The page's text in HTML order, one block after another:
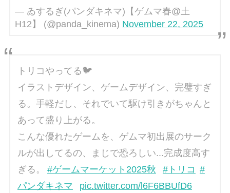
— ゐするぎ(パンダキネマ)【ゲムマ春@土
H12】 (@panda_kinema) November 22, 2025
トリコやってる🐦
イラストデザイン、ゲームデザイン、完璧すぎ
る。手軽だし、それでいて駆け引きがちゃんと
あって盛り上がる。
こんな優れたゲームを、ゲムマ初出展のサーク
ルが出してるの、まじで恐ろしい...完成度高す
ぎる。
#ゲームマーケット2025秋 #トリコ #
パンダキネマ
pic.twitter.com/l6F6BBUfD6